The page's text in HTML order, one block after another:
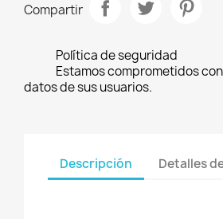
Compartir
Política de seguridad
Estamos comprometidos
datos de sus usuarios.
Descripción Detalles